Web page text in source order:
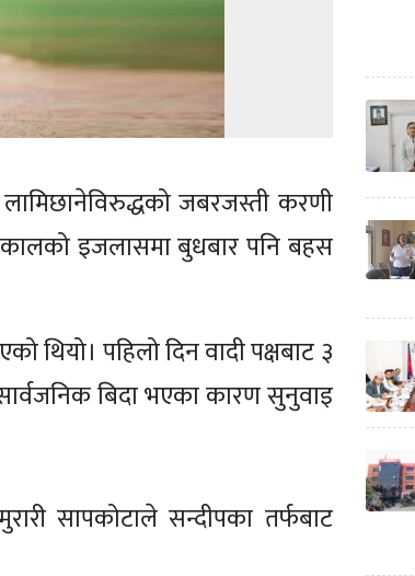
जबरजस्ती करणी
ढकालको इजलासमा बुधबार पनि बहस
पहिलो दिन वादी पक्षबाट ३
बिदा भएका कारण सुनुवाइ
सापकोटाले सन्दीपका तर्फबाट